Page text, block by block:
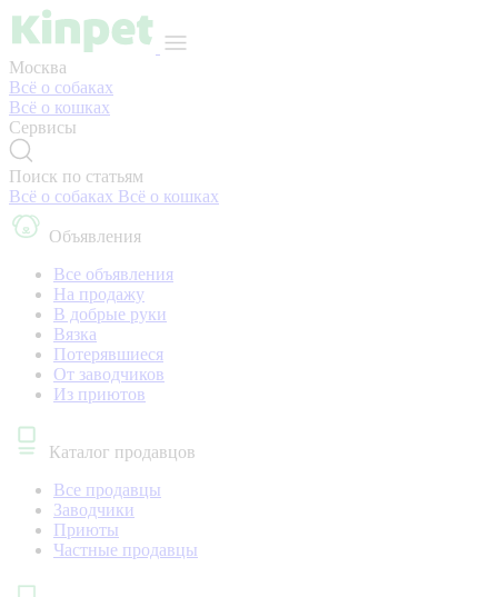
Москва
Всё о собаках
Всё о кошках
Сервисы
Поиск по статьям
Всё о собаках Всё о кошках
Объявления
Все объявления
На продажу
В добрые руки
Вязка
Потерявшиеся
От заводчиков
Из приютов
Каталог продавцов
Все продавцы
Заводчики
Приюты
Частные продавцы